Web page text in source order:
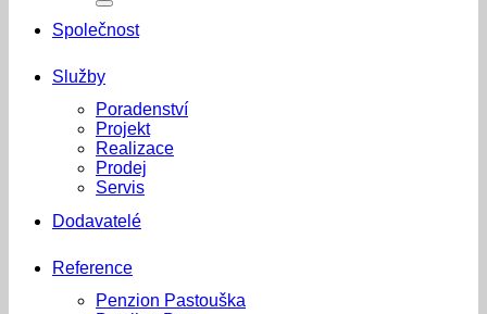
Společnost
Služby
Poradenství
Projekt
Realizace
Prodej
Servis
Dodavatelé
Reference
Penzion Pastouška